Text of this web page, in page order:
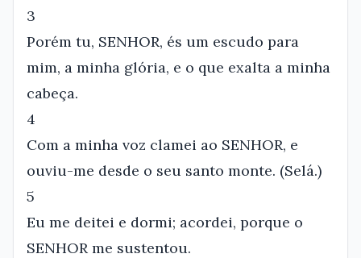
3
Porém tu, SENHOR, és um escudo para
mim, a minha glória, e o que exalta a minha
cabeça.
4
Com a minha voz clamei ao SENHOR, e
ouviu-me desde o seu santo monte. (Selá.)
5
Eu me deitei e dormi; acordei, porque o
SENHOR me sustentou.